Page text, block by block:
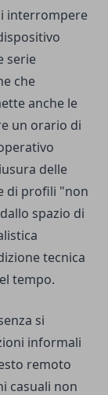
interrompere
serie
che
anche le
un orario di
delle
di profili "non
spazio di
tecnica
tempo.
si
informali
remoto
casuali non